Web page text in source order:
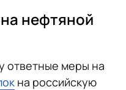
нефтяной
ответные меры на
на российскую